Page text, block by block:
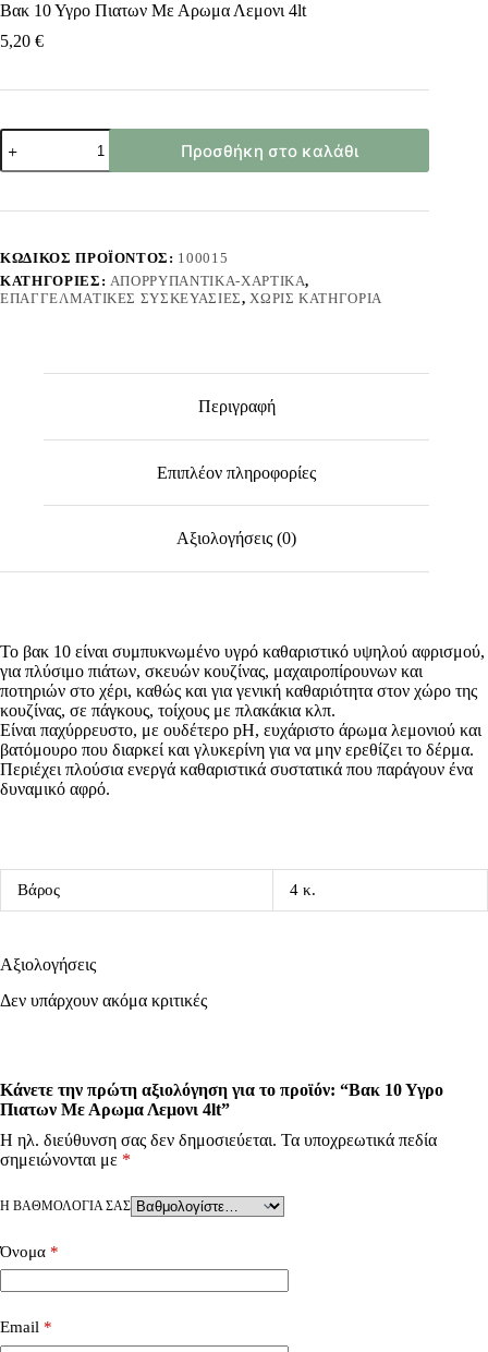
Βακ 10 Υγρο Πιατων Με Αρωμα Λεμονι 4lt
5,20 €
Βακ
10
Υγρο
Με
4lt
ποσότητα
Προσθήκη στο καλάθι
ΚΩΔΙΚΌΣ ΠΡΟΪΌΝΤΟΣ: 100015
ΚΑΤΗΓΟΡΊΕΣ: ΑΠΟΡΡΥΠΑΝΤΙΚΆ-ΧΑΡΤΙΚΆ,
ΕΠΑΓΓΕΛΜΑΤΙΚΈΣ ΣΥΣΚΕΥΑΣΊΕΣ,ΧΩΡΊΣ ΚΑΤΗΓΟΡΊΑ
Περιγραφή
Επιπλέον πληροφορίες
Αξιολογήσεις (0)
Το βακ 10 είναι συμπυκνωμένο υγρό καθαριστικό υψηλού αφρισμού,
για πλύσιμο πιάτων, σκευών κουζίνας, μαχαιροπίρουνων και
ποτηριών στο χέρι, καθώς και για γενική καθαριότητα στον χώρο της
κουζίνας, σε πάγκους, τοίχους με πλακάκια κλπ.
Είναι παχύρρευστο, με ουδέτερο pH, ευχάριστο άρωμα λεμονιού και
βατόμουρο που διαρκεί και γλυκερίνη για να μην ερεθίζει το δέρμα.
Περιέχει πλούσια ενεργά καθαριστικά συστατικά που παράγουν ένα
δυναμικό αφρό.
Βάρος 4 κ.
Αξιολογήσεις
Δεν υπάρχουν ακόμα κριτικές
Κάνετε την πρώτη αξιολόγηση για το προϊόν: “Βακ 10 Υγρο
Πιατων Με Αρωμα Λεμονι 4lt”
Η ηλ. διεύθυνση σας δεν δημοσιεύεται. Τα υποχρεωτικά πεδία
σημειώνονται με *
Η ΒΑΘΜΟΛΟΓΊΑ ΣΑΣ
Όνομα *
Email *